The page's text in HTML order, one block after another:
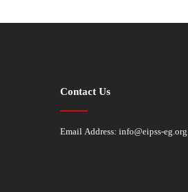
Contact Us
Email Address:info@eipss-eg.org